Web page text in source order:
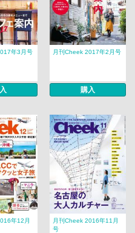
年3月号 月刊Cheek 2017年2月号
購入
年12月
月刊Cheek 2016年11月
号